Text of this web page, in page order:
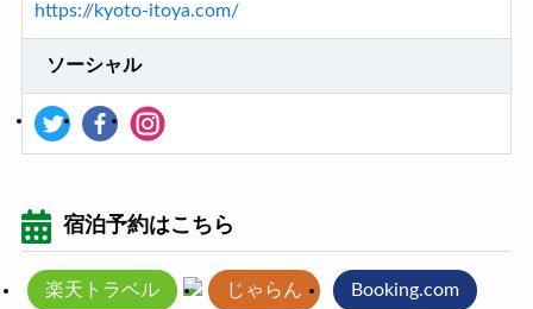
https://kyoto-itoya.com/
ソーシャル
宿泊予約はこちら
楽天トラベル じゃらん Booking.com